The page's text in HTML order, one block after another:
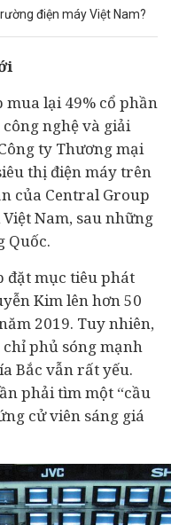
điện máy Việt Nam?
lại 49% cổ phần
nghệ và giải
ty Thương mại
thị điện máy trên
của Central Group
Nam, sau những
Quốc.
đặt mục tiêu phát
Kim lên hơn 50
2019. Tuy nhiên,
phủ sóng mạnh
Bắc vẫn rất yếu.
phải tìm một “cầu
cử viên sáng giá